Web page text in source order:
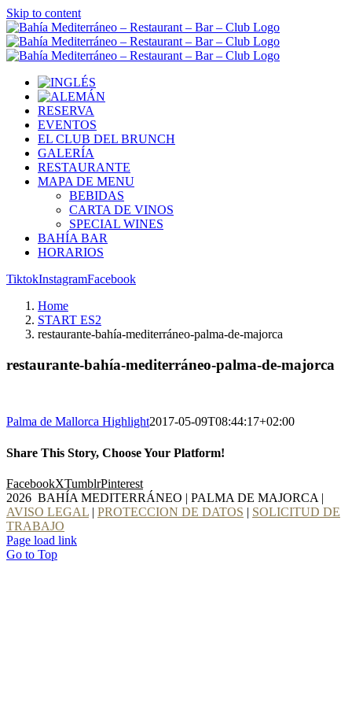
Skip to content
RESERVA
EVENTOS
EL CLUB DEL BRUNCH
GALERÍA
RESTAURANTE
MAPA DE MENU
BEBIDAS
CARTA DE VINOS
SPECIAL WINES
BAHÍA BAR
HORARIOS
TiktokInstagramFacebook
Home
START ES2
restaurante-bahía-mediterráneo-palma-de-majorca
restaurante-bahía-mediterráneo-palma-de-majorca
Palma de Mallorca Highlight2017-05-09T08:44:17+02:00
Share This Story, Choose Your Platform!
FacebookXTumblrPinterest
2026 BAHÍA MEDITERRÁNEO | PALMA DE MAJORCA |
AVISO LEGAL | PROTECCION DE DATOS | SOLICITUD DE
TRABAJO
Page load link
Go to Top